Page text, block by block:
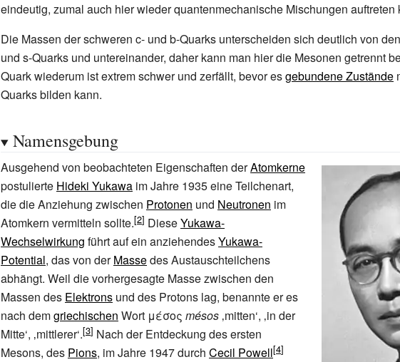
eindeutig, zumal auch hier wieder quantenmechanische Mischungen auftreten
Die Massen der schweren c- und b-Quarks unterscheiden sich deutlich von
und s-Quarks und untereinander, daher kann man hier die Mesonen getrennt
Quark wiederum ist extrem schwer und zerfällt, bevor esgebundene Zustände
Quarks bilden kann.
Namensgebung
Ausgehend von beobachteten Eigenschaften derAtomkerne
postulierte Hideki Yukawa im Jahre 1935 eine Teilchenart,
die die Anziehung zwischen Protonen und Neutronen im
Atomkern vermitteln sollte.
DieseYukawa-
Wechselwirkung führt auf ein anziehendesYukawa-
Potential, das von derMassedes Austauschteilchens
abhängt. Weil die vorhergesagte Masse zwischen den
Massen des Elektrons und des Protons lag, benannte er es
nach demgriechischen Wort μέσος mésos ‚mitten‘, ‚in der
Mitte‘, ‚mittlerer‘.
Nach der Entdeckung des ersten
Mesons, des Pions, im Jahre 1947 durch Cecil Powell